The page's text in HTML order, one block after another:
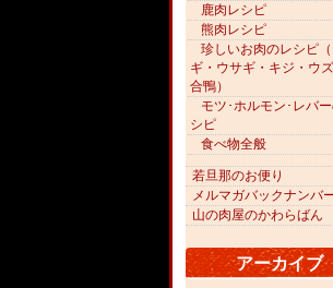
鹿肉レシピ
熊肉レシピ
珍しいお肉のレシピ
ギ・ウサギ・キジ・ウズ
合鴨）
モツ･ホルモン･レバ
シピ
食べ物全般
若旦那のお便り
メルマガバックナンバ
山の肉屋のかわらばん
アーカイブ